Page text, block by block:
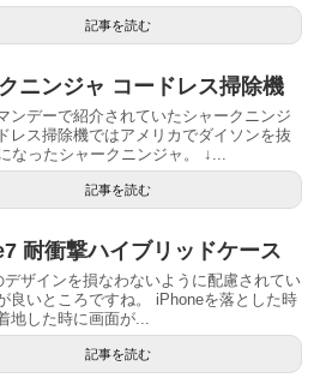
記事を読む
ニンジャ コードレス掃除機
ンデーで紹介されていたシャークニンジ
レス掃除機ではアメリカでダイソンを抜
なったシャークニンジャ。 ↓...
記事を読む
耐衝撃ハイブリッドケース
デザインを損なわないように配慮されてい
良いところですね。 iPhoneを落とした時
地した時に画面が...
記事を読む